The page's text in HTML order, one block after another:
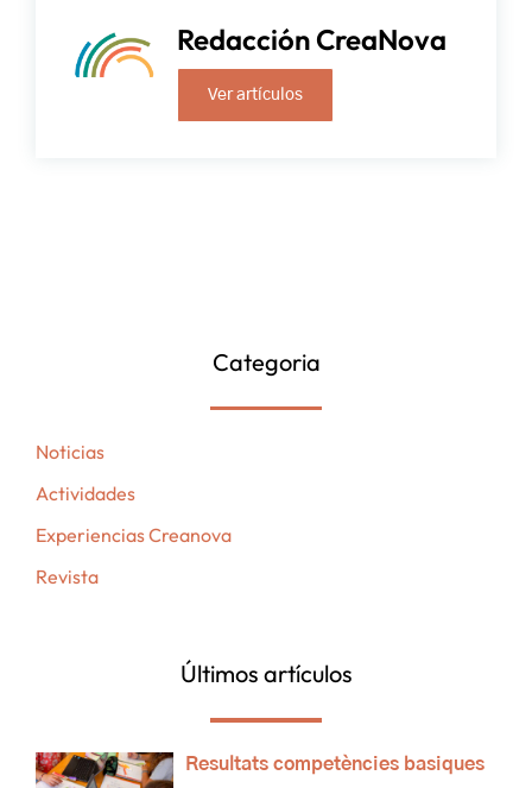
Redacción CreaNova
Ver artículos
Categoria
Noticias
Actividades
Experiencias Creanova
Revista
Últimos artículos
Resultats competències basiques